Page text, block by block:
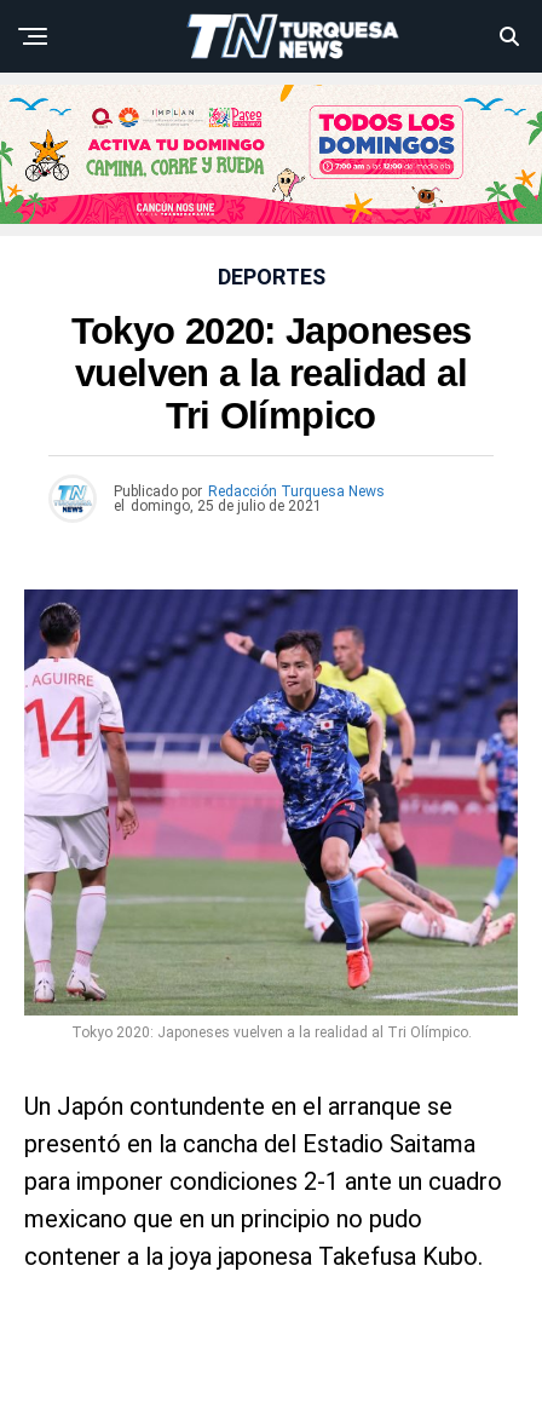
DEPORTES
Tokyo 2020: Japoneses
vuelven a la realidad al
Tri Olímpico
Publicado por Redacción Turquesa News
el
domingo, 25 de julio de 2021
Tokyo 2020: Japoneses vuelven a la realidad al Tri Olímpico.
Un Japón contundente en el arranque se
presentó en la cancha del Estadio Saitama
para imponer condiciones 2-1 ante un cuadro
mexicano que en un principio no pudo
contener a la joya japonesa Takefusa Kubo.